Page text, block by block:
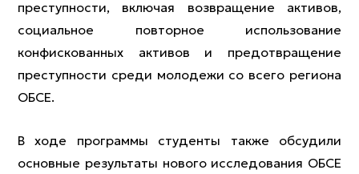
преступности, включая возвращение активов,
социальное повторное использование
конфискованных активов и предотвращение
преступности среди молодежи со всего региона
ОБСЕ.
В ходе программы студенты также обсудили
основные результаты нового исследования ОБСЕ